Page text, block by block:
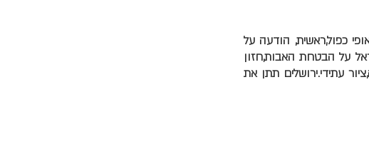
כפול,ראשית, הודעה על
על הבטחת האבות,חזון
עתידי.ירושלים תתן את